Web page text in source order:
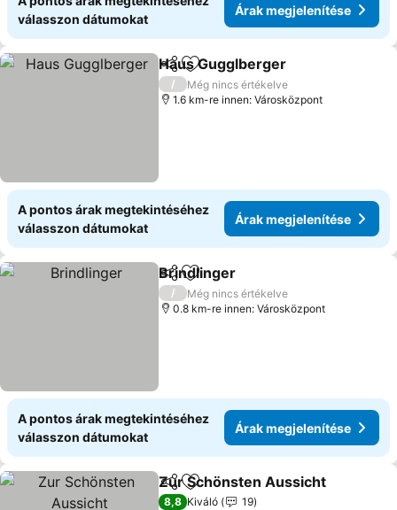
válasszon dátumokat
Árak megjelenítése
Megosztás
Hozzáadás a kedvencekhez
Haus Gugglberger
/
Még nincs értékelve
1.6 km-re innen: Városközpont
A pontos árak megtekintéséhez
válasszon dátumokat
Árak megjelenítése
Megosztás
Hozzáadás a kedvencekhez
Brindlinger
/
Még nincs értékelve
0.8 km-re innen: Városközpont
A pontos árak megtekintéséhez
válasszon dátumokat
Árak megjelenítése
Megosztás
Hozzáadás a kedvencekhez
Zur Schönsten Aussicht
8,8 Kiváló
19